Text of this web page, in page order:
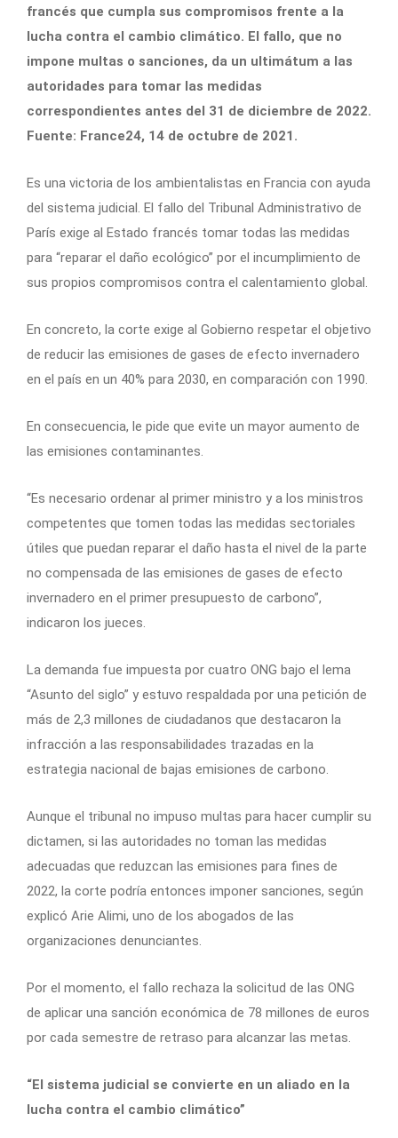
francés que cumpla sus compromisos frente a la
lucha contra el cambio climático. El fallo, que no
impone multas o sanciones, da un ultimátum a las
autoridades para tomar las medidas
correspondientes antes del 31 de diciembre de 2022.
Fuente: France24, 14 de octubre de 2021.
Es una victoria de los ambientalistas en Francia con ayuda
del sistema judicial. El fallo del Tribunal Administrativo de
París exige al Estado francés tomar todas las medidas
para “reparar el daño ecológico” por el incumplimiento de
sus propios compromisos contra el calentamiento global.
En concreto, la corte exige al Gobierno respetar el objetivo
de reducir las emisiones de gases de efecto invernadero
en el país en un 40% para 2030, en comparación con 1990.
En consecuencia, le pide que evite un mayor aumento de
las emisiones contaminantes.
“Es necesario ordenar al primer ministro y a los ministros
competentes que tomen todas las medidas sectoriales
útiles que puedan reparar el daño hasta el nivel de la parte
no compensada de las emisiones de gases de efecto
invernadero en el primer presupuesto de carbono”,
indicaron los jueces.
La demanda fue impuesta por cuatro ONG bajo el lema
“Asunto del siglo” y estuvo respaldada por una petición de
más de 2,3 millones de ciudadanos que destacaron la
infracción a las responsabilidades trazadas en la
estrategia nacional de bajas emisiones de carbono.
Aunque el tribunal no impuso multas para hacer cumplir su
dictamen, si las autoridades no toman las medidas
adecuadas que reduzcan las emisiones para fines de
2022, la corte podría entonces imponer sanciones, según
explicó Arie Alimi, uno de los abogados de las
organizaciones denunciantes.
Por el momento, el fallo rechaza la solicitud de las ONG
de aplicar una sanción económica de 78 millones de euros
por cada semestre de retraso para alcanzar las metas.
“El sistema judicial se convierte en un aliado en la
lucha contra el cambio climático”